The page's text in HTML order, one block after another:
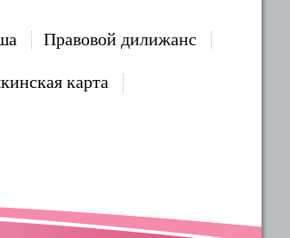
Правовой дилижанс
карта